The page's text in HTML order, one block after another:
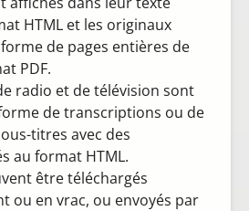
HTML et les originaux
de pages entières de
PDF.
radio et de télévision sont
de transcriptions ou de
titres avec des
au format HTML.
être téléchargés
ou en vrac, ou envoyés par